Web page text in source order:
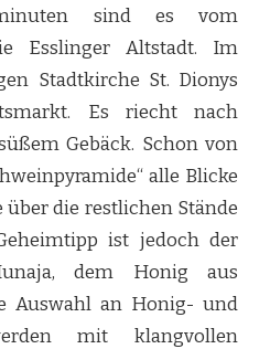
sind es vom
Esslinger Altstadt. Im
Stadtkirche St. Dionys
Es riecht nach
Gebäck. Schon von
alle Blicke
die restlichen Stände
ist jedoch der
dem Honig aus
Auswahl an Honig- und
mit klangvollen